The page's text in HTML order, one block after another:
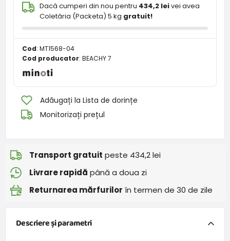
Dacă cumperi din nou pentru 434,2 leivei avea
Coletăria (Packeta) 5 kg gratuit!
Cod: MT1568-04
Cod producator: BEACHY 7
Adăugați la Lista de dorințe
Monitorizați prețul
Transport gratuit peste 434,2 lei
Livrare rapidă până a doua zi
Returnarea mărfurilor în termen de 30 de zile
Descriere și parametri